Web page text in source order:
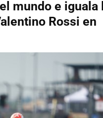
mundo e iguala
Rossi en